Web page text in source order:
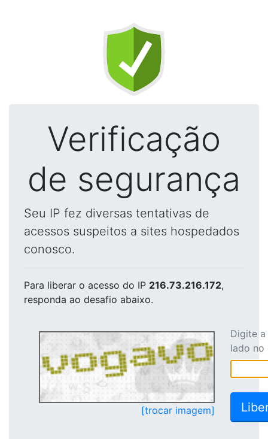
Verificação
de segurança
Seu IP fez diversas tentativas de
acessos suspeitos a sites hospedados
conosco.
Para liberar o acesso do IP 216.73.216.172,
responda ao desafio abaixo.
[trocar imagem]
Digite
lado no